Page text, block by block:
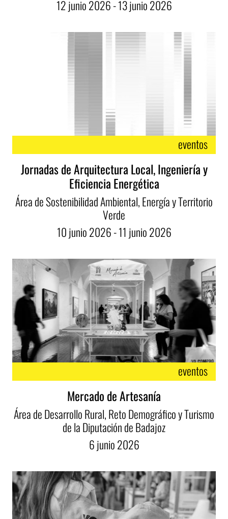
12junio2026 - 13junio2026
eventos
Jornadas de Arquitectura Local, Ingeniería y
Eficiencia Energética
Área de Sostenibilidad Ambiental, Energía y Territorio
Verde
10junio2026 - 11 junio2026
eventos
Mercado de Artesanía
Área de Desarrollo Rural, Reto Demográfico y Turismo
de la Diputación de Badajoz
6junio2026